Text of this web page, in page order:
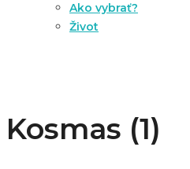
Ako vybrať?
Život
Kosmas (1)